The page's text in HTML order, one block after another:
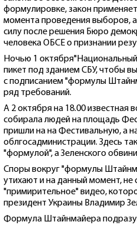
формулировке, закон
момента проведения выборов,
силу после решения Бюро
человека ОБСЕ о признании
Ночью 1
пикет под зданием СБУ, чтобы
с подписанием "формулы
ряд требований.
А 2 октября на 18.00 известная
собирала людей на площадь
пришли на на Фестивальную, а
облгосадминистрации. Здесь
"формулой", а Зеленского
Споры вокруг "формулы
утихают и на данный момент, не
"примирительное" видео,
президент Украины Владимир
Формула Штайнмайера